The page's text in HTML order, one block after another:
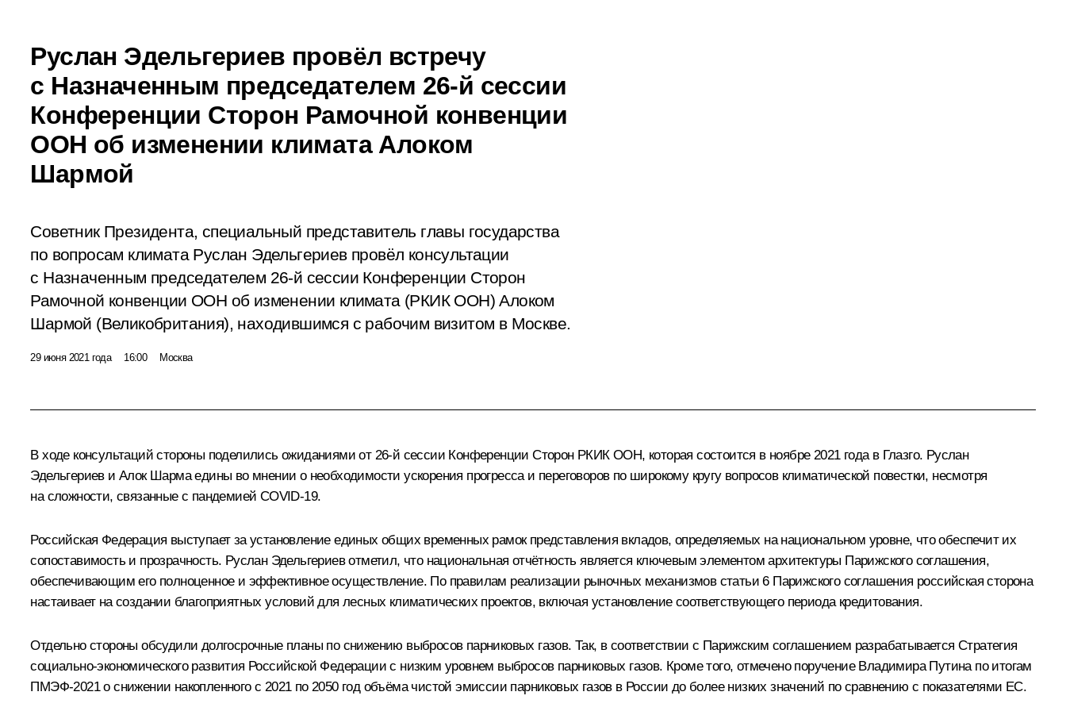
Руслан Эдельгериев провёл встречу
с Назначенным председателем 26-й сессии
Конференции Сторон Рамочной конвенции
ООН об изменении климата Алоком
Шармой
Советник Президента, специальный представитель главы государства
по вопросам климата Руслан Эдельгериев провёл консультации
с Назначенным председателем 26-й сессии Конференции Сторон
Рамочной конвенции ООН об изменении климата (РКИК ООН) Алоком
Шармой (Великобритания), находившимся с рабочим визитом в Москве.
29 июня 2021 года 16:00 Москва
В ходе консультаций стороны поделились ожиданиями от 26-й сессии Конференции Сторон РКИК ООН, которая состоится в ноябре 2021 года в Глазго. Руслан
Эдельгериев и Алок Шарма едины во мнении о необходимости ускорения прогресса и переговоров по широкому кругу вопросов климатической повестки, несмотря
на сложности, связанные с пандемией COVID-19.
Российская Федерация выступает за установление единых общих временных рамок представления вкладов, определяемых на национальном уровне, что обеспечит их
сопоставимость и прозрачность. Руслан Эдельгериев отметил, что национальная отчётность является ключевым элементом архитектуры Парижского соглашения,
обеспечивающим его полноценное и эффективное осуществление. По правилам реализации рыночных механизмов статьи 6 Парижского соглашения российская сторона
настаивает на создании благоприятных условий для лесных климатических проектов, включая установление соответствующего периода кредитования.
Отдельно стороны обсудили долгосрочные планы по снижению выбросов парниковых газов. Так, в соответствии с Парижским соглашением разрабатывается Стратегия
социально-экономического развития Российской Федерации с низким уровнем выбросов парниковых газов. Кроме того, отмечено поручение Владимира Путина по итогам
ПМЭФ-2021 о снижении накопленного с 2021 по 2050 год объёма чистой эмиссии парниковых газов в России до более низких значений по сравнению с показателями ЕС.